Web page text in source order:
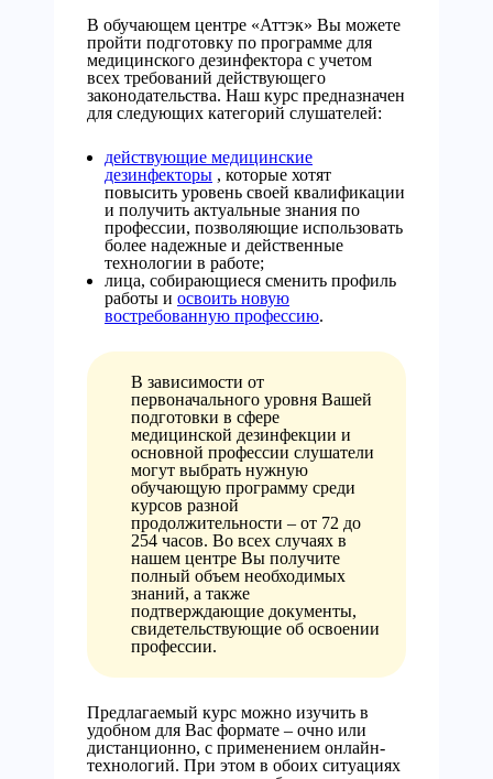
В обучающем центре «Аттэк» Вы можете
пройти подготовку по программе для
медицинского дезинфектора с учетом
всех требований действующего
законодательства. Наш курс предназначен
для следующих категорий слушателей:
действующие медицинские
дезинфекторы , которые хотят
повысить уровень своей квалификации
и получить актуальные знания по
профессии, позволяющие использовать
более надежные и действенные
технологии в работе;
лица, собирающиеся сменить профиль
работы и освоить новую
востребованную профессию.
В зависимости от
первоначального уровня Вашей
подготовки в сфере
медицинской дезинфекции и
основной профессии слушатели
могут выбрать нужную
обучающую программу среди
курсов разной
продолжительности – от 72 до
254 часов. Во всех случаях в
нашем центре Вы получите
полный объем необходимых
знаний, а также
подтверждающие документы,
свидетельствующие об освоении
профессии.
Предлагаемый курс можно изучить в
удобном для Вас формате – очно или
дистанционно, с применением онлайн-
технологий. При этом в обоих ситуациях